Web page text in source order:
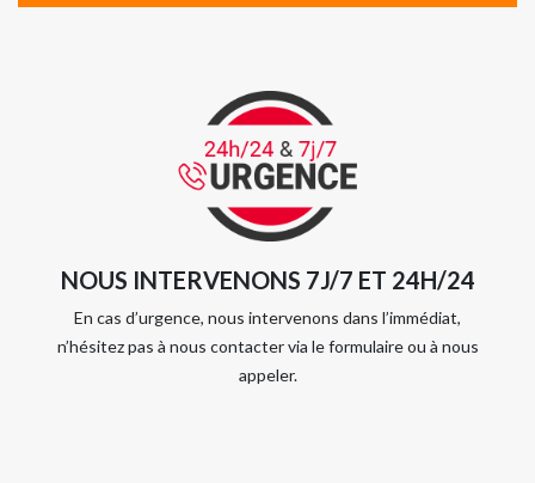
NOUS INTERVENONS 7J/7 ET 24H/24
En cas d’urgence, nous intervenons dans l’immédiat,
n’hésitez pas à nous contacter via le formulaire ou à nous
appeler.